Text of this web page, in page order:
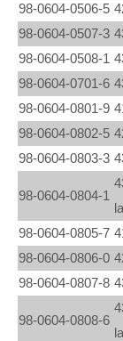
98-0604-0506-5
98-0604-0507-3
98-0604-0508-1
98-0604-0701-6
98-0604-0801-9
98-0604-0802-5
98-0604-0803-3
98-0604-0804-1
98-0604-0805-7
98-0604-0806-0
98-0604-0807-8
98-0604-0808-6